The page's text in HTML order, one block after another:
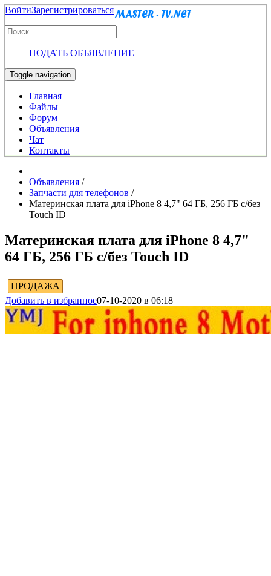
ВойтиЗарегистрироваться
ПОДАТЬ ОБЪЯВЛЕНИЕ
Toggle navigation
Главная
Файлы
Форум
Объявления
Чат
Контакты
Объявления /
Запчасти для телефонов /
Материнская плата для iPhone 8 4,7" 64 ГБ, 256 ГБ с/без
Touch ID
Материнская плата для iPhone 8 4,7"
64 ГБ, 256 ГБ с/без Touch ID
ПРОДАЖА
Добавить в избранное07-10-2020 в 06:18